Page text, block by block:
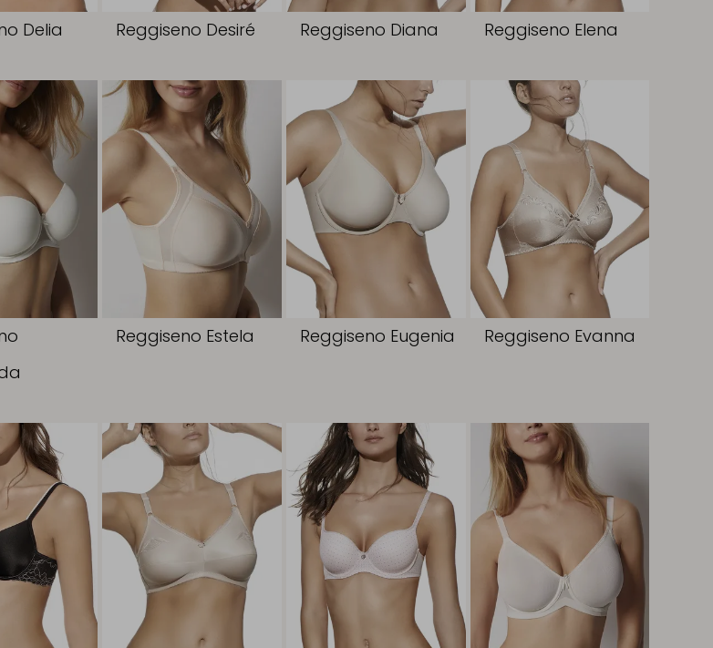
Delia Reggiseno Desiré Reggiseno Diana Reggiseno Elena
Reggiseno Estela Reggiseno Eugenia Reggiseno Evanna